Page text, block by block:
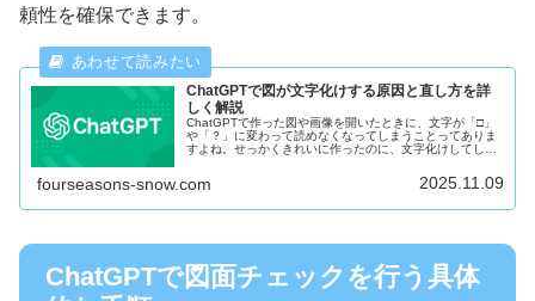
頼性を確保できます。
ChatGPTで図が文字化けする原因と直し方を詳
しく解説
ChatGPTで作った図や画像を開いたときに、文字が「□」
や「？」に変わって読めなくなってしまうことってありま
すよね。せっかくきれいに作ったのに、文字化けしてしま
fourseasons-snow.com 2025.11.09
ChatGPTで図面チェックを行う具体